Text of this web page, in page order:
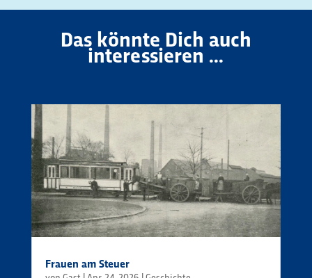
Das könnte Dich auch
interessieren ...
Frauen am Steuer